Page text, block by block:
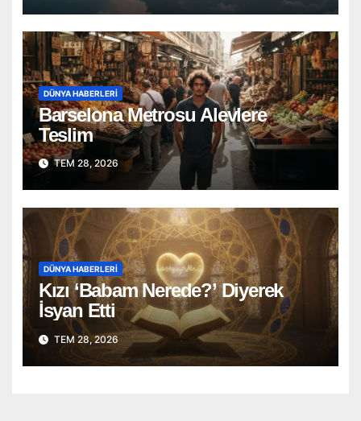
DÜNYA HABERLERI
Barselona Metrosu Alevlere
Teslim
TEM 28, 2026
DÜNYA HABERLERI
Kızı ‘Babam Nerede?’ Diyerek
İsyan Etti
TEM 28, 2026